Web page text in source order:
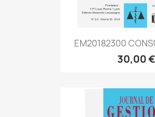
EM20182300
30,00 €